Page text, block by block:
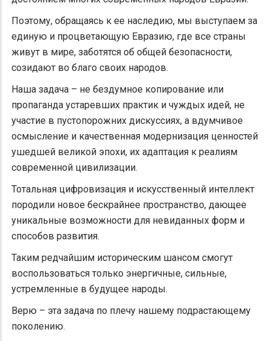
Поэтому, обращаясь к ее наследию, мы выступаем за
единую и процветающую Евразию, где все страны
живут в мире, заботятся об общей безопасности,
созидают во благо своих народов.
Наша задача – не бездумное копирование или
пропаганда устаревших практик и чуждых идей, не
участие в пустопорожних дискуссиях, а вдумчивое
осмысление и качественная модернизация ценностей
ушедшей великой эпохи, их адаптация к реалиям
современной цивилизации.
Тотальная цифровизация и искусственный интеллект
породили новое бескрайнее пространство, дающее
уникальные возможности для невиданных форм и
способов развития.
Таким редчайшим историческим шансом смогут
воспользоваться только энергичные, сильные,
устремленные в будущее народы.
Верю – эта задача по плечу нашему подрастающему
поколению.